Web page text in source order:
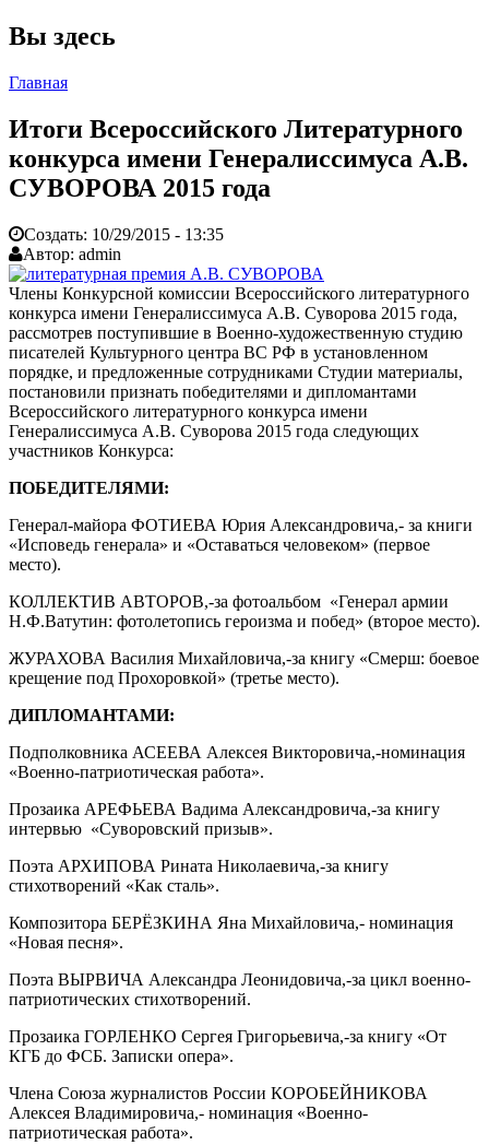
Вы здесь
Главная
Итоги Всероссийского Литературного
конкурса имени Генералиссимуса А.В.
СУВОРОВА 2015 года
Создать: 10/29/2015 - 13:35
Автор: admin
Члены Конкурсной комиссии Всероссийского литературного
конкурса имени Генералиссимуса А.В. Суворова 2015 года,
рассмотрев поступившие в Военно-художественную студию
писателей Культурного центра ВС РФ в установленном
порядке, и предложенные сотрудниками Студии материалы,
постановили признать победителями и дипломантами
Всероссийского литературного конкурса имени
Генералиссимуса А.В. Суворова 2015 года следующих
участников Конкурса:
ПОБЕДИТЕЛЯМИ:
Генерал-майора ФОТИЕВА Юрия Александровича,- за книги
«Исповедь генерала» и «Оставаться человеком» (первое
место).
КОЛЛЕКТИВ АВТОРОВ,-за фотоальбом «Генерал армии
Н.Ф.Ватутин: фотолетопись героизма и побед» (второе место).
ЖУРАХОВА Василия Михайловича,-за книгу «Смерш: боевое
крещение под Прохоровкой» (третье место).
ДИПЛОМАНТАМИ:
Подполковника АСЕЕВА Алексея Викторовича,-номинация
«Военно-патриотическая работа».
Прозаика АРЕФЬЕВА Вадима Александровича,-за книгу
интервью «Суворовский призыв».
Поэта АРХИПОВА Рината Николаевича,-за книгу
стихотворений «Как сталь».
Композитора БЕРЁЗКИНА Яна Михайловича,- номинация
«Новая песня».
Поэта ВЫРВИЧА Александра Леонидовича,-за цикл военно-
патриотических стихотворений.
Прозаика ГОРЛЕНКО Сергея Григорьевича,-за книгу «От
КГБ до ФСБ. Записки опера».
Члена Союза журналистов России КОРОБЕЙНИКОВА
Алексея Владимировича,- номинация «Военно-
патриотическая работа».